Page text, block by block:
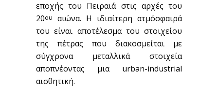
εποχής του Πειραιά στις αρχές του
20ου
αιώνα. Η ιδιαίτερη ατμόσφαιρά
του είναι αποτέλεσμα του στοιχείου
της πέτρας που διακοσμείται με
σύγχρονα μεταλλικά στοιχεία
αποπνέοντας μια urban-industrial
αισθητική.